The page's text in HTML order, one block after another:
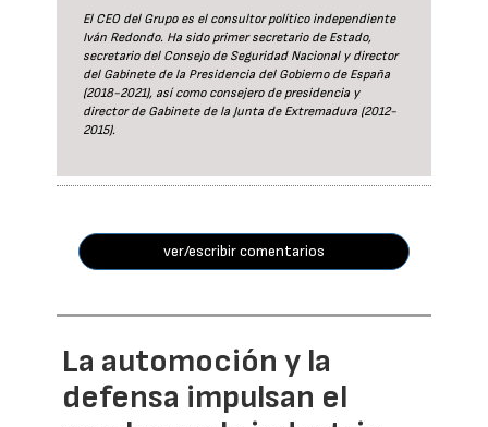
El CEO del Grupo es el consultor político independiente
Iván Redondo. Ha sido primer secretario de Estado,
secretario del Consejo de Seguridad Nacional y director
del Gabinete de la Presidencia del Gobierno de España
(2018-2021), así como consejero de presidencia y
director de Gabinete de la Junta de Extremadura (2012-
2015).
ver/escribir comentarios
La automoción y la
defensa impulsan el